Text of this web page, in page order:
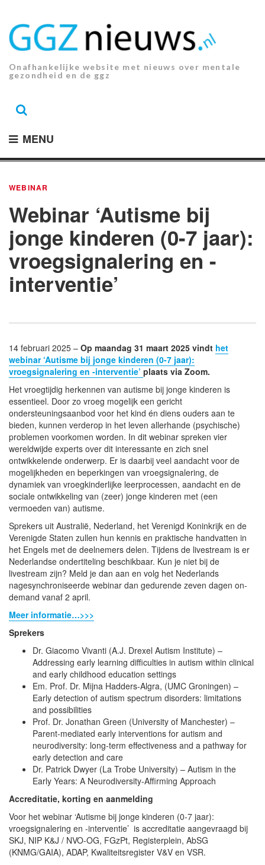
inhoud.
Onafhankelijke website met nieuws over mentale
gezondheid en de ggz
MENU
WEBINAR
Webinar ‘Autisme bij
jonge kinderen (0-7 jaar):
vroegsignalering en -
interventie’
14 februari 2025 – Op maandag 31 maart 2025 vindt het
webinar ‘Autisme bij jonge kinderen (0-7 jaar):
vroegsignalering en -interventie’ plaats via Zoom.
Het vroegtijdig herkennen van autisme bij jonge kinderen is
essentieel. Door zo vroeg mogelijk een gericht
ondersteuningsaanbod voor het kind én diens ouders aan te
bieden, kunnen verderop in het leven allerhande (psychische)
problemen voorkomen worden. In dit webinar spreken vier
wereldwijde experts over dit interessante en zich snel
ontwikkelende onderwerp. Er is daarbij veel aandacht voor de
mogelijkheden en beperkingen van vroegsignalering, de
dynamiek van vroegkinderlijke leerprocessen, aandacht en de
sociale ontwikkeling van (zeer) jonge kinderen met (een
vermoeden van) autisme.
Sprekers uit Australië, Nederland, het Verenigd Koninkrijk en de
Verenigde Staten zullen hun kennis en praktische handvatten in
het Engels met de deelnemers delen. Tijdens de livestream is er
Nederlandse ondertiteling beschikbaar. Kun je niet bij de
livestream zijn? Meld je dan aan en volg het Nederlands
nagesynchroniseerde webinar dan gedurende zeven dagen on-
demand vanaf 2 april.
Meer informatie…>>>
Sprekers
Dr. Giacomo Vivanti (A.J. Drexel Autism Institute) –
Addressing early learning difficulties in autism within clinical
and early childhood education settings
Em. Prof. Dr. Mijna Hadders-Algra, (UMC Groningen) –
Early detection of autism spectrum disorders: limitations
and possibilities
Prof. Dr. Jonathan Green (University of Manchester) –
Parent-mediated early interventions for autism and
neurodiversity: long-term effectiveness and a pathway for
early detection and care
Dr. Patrick Dwyer (La Trobe University) – Autism in the
Early Years: A Neurodiversity-Affirming Approach
Accreditatie, korting en aanmelding
Voor het webinar ‘Autisme bij jonge kinderen (0-7 jaar):
vroegsignalering en -interventie’ is accreditatie aangevraagd bij
SKJ, NIP K&J / NVO-OG, FGzPt, Registerplein, AbSG
(KNMG/GAIA), ADAP, Kwaliteitsregister V&V en VSR.